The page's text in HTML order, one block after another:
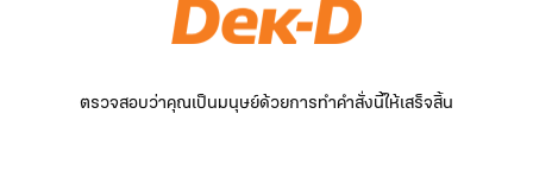
ตรวจสอบว่าคุณเป็นมนุษย์ด้วยการทำคำสั่งนี้ให้เสร็จสิ้น